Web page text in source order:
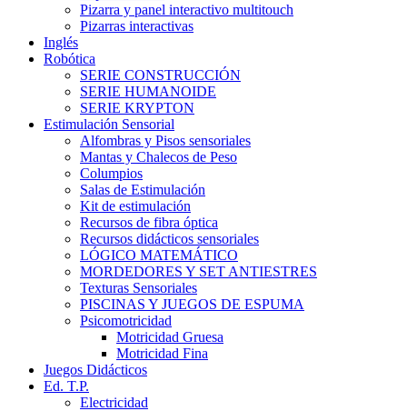
Pizarra y panel interactivo multitouch
Pizarras interactivas
Inglés
Robótica
SERIE CONSTRUCCIÓN
SERIE HUMANOIDE
SERIE KRYPTON
Estimulación Sensorial
Alfombras y Pisos sensoriales
Mantas y Chalecos de Peso
Columpios
Salas de Estimulación
Kit de estimulación
Recursos de fibra óptica
Recursos didácticos sensoriales
LÓGICO MATEMÁTICO
MORDEDORES Y SET ANTIESTRES
Texturas Sensoriales
PISCINAS Y JUEGOS DE ESPUMA
Psicomotricidad
Motricidad Gruesa
Motricidad Fina
Juegos Didácticos
Ed. T.P.
Electricidad